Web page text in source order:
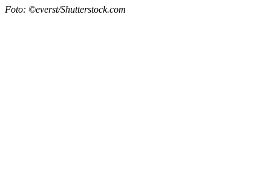
Foto: ©everst/Shutterstock.com